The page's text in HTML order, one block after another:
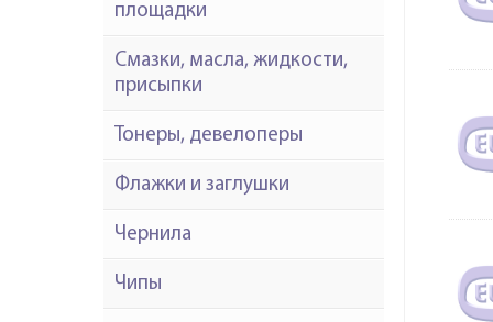
площадки
Смазки, масла, жидкости,
присыпки
Тонеры, девелоперы
Флажки и заглушки
Чернила
Чипы